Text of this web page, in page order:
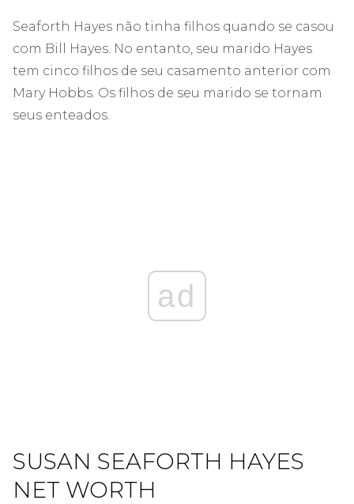
Seaforth Hayes não tinha filhos quando se casou
com Bill Hayes. No entanto, seu marido Hayes
tem cinco filhos de seu casamento anterior com
Mary Hobbs. Os filhos de seu marido se tornam
seus enteados.
ad
SUSAN SEAFORTH HAYES
NET WORTH